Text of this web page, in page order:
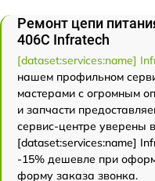
Ремонт цепи
406С Infratech
[dataset:services:name]
нашем профильном
мастерами с огромным
и запчасти
сервис-центре уверены
[dataset:services:name]
-15% дешевле при
форму заказа звонка.